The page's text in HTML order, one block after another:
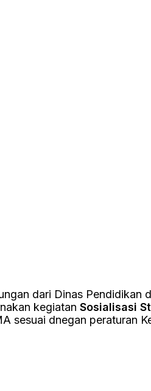
dari Dinas Pendidikan
kegiatan Sosialisasi
sesuai dnegan peraturan